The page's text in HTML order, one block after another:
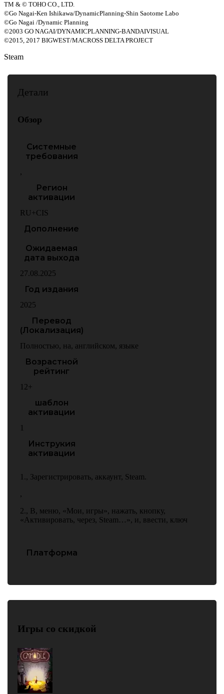
TM & © TOHO CO., LTD.
©Go Nagai-Ken Ishikawa/DynamicPlanning-Shin Saotome Labo
©Go Nagai /Dynamic Planning
©2003 GO NAGAI/DYNAMICPLANNING-BANDAIVISUAL
©2015, 2017 BIGWEST/MACROSS DELTA PROJECT
Steam
Детали
Обзор
Системные
требования
,
Регион
активации
RU+CIS
Дополнение
Ожидаемая
дата выхода
27.08.2025
Год издания
2025
Перевод
(Локализация)
Полностью, на, английском, языке
Возрастной
рейтинг
12+
шаблон
активации
1
Инструкия
активации
1., Зарегистрировать, аккаунт, Steam.
,
2., В, меню, «Мои, игры», нажать, кнопку,
«Активировать, через, Steam…», и, ввести, ключ
Платформа
Игры со скидкой